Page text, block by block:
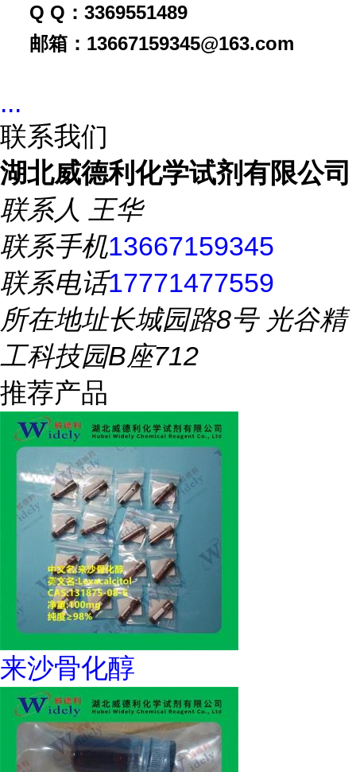
Q Q：3369551489
邮箱： 13667159345@163.com
...
联系我们
湖北威德利化学试剂有限公司
联系人 王华
联系手机13667159345
联系电话17771477559
所在地址长城园路8号 光谷精
工科技园B座712
推荐产品
来沙骨化醇